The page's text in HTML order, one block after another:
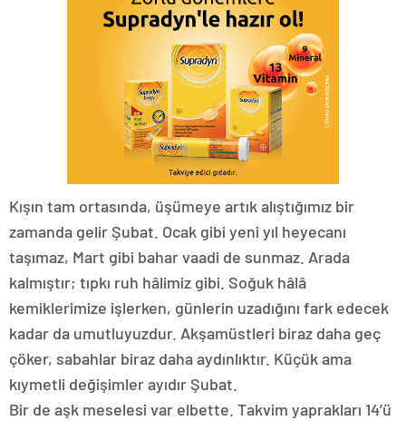
Kışın tam ortasında, üşümeye artık alıştığımız bir
zamanda gelir Şubat. Ocak gibi yeni yıl heyecanı
taşımaz, Mart gibi bahar vaadi de sunmaz. Arada
kalmıştır; tıpkı ruh hâlimiz gibi. Soğuk hâlâ
kemiklerimize işlerken, günlerin uzadığını fark edecek
kadar da umutluyuzdur. Akşamüstleri biraz daha geç
çöker, sabahlar biraz daha aydınlıktır. Küçük ama
kıymetli değişimler ayıdır Şubat.
Bir de aşk meselesi var elbette. Takvim yaprakları 14’ü